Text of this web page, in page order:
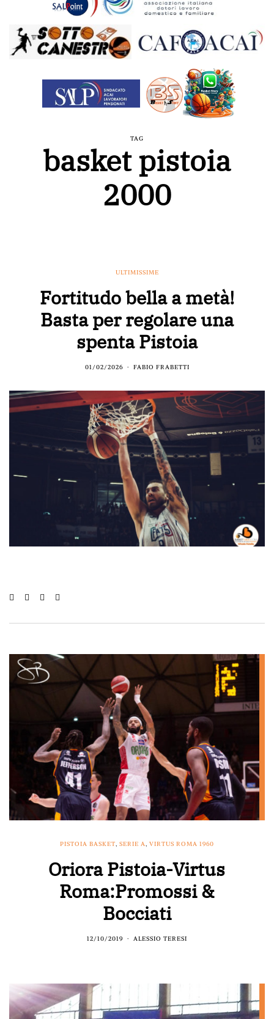
TAG
basket pistoia
2000
ULTIMISSIME
Fortitudo bella a metà!
Basta per regolare una
spenta Pistoia
01/02/2026 FABIO FRABETTI
PISTOIA BASKET, SERIE A, VIRTUS ROMA 1960
Oriora Pistoia-Virtus
Roma:Promossi &
Bocciati
12/10/2019 ALESSIO TERESI